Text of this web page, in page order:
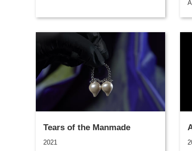
Tears of the Manmade
2021